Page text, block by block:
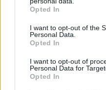
grant or deny consent to
use your data for below
consent section.
Opted In
I want to opt-out of the
Personal Data.
Opted In
I want to opt-out of
Personal Data for
Opted In